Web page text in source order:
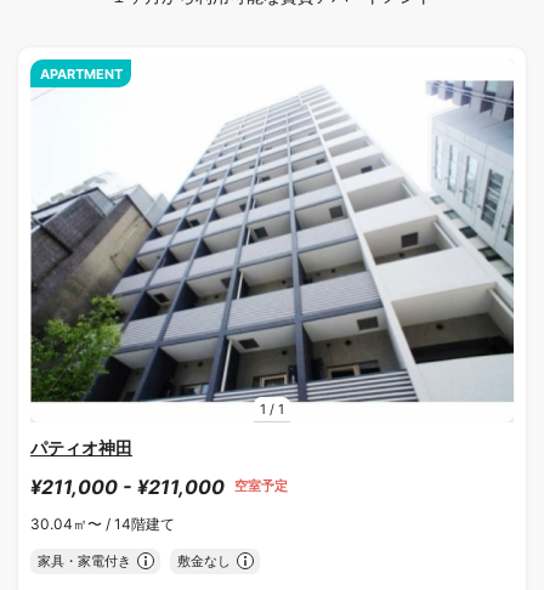
1 / 1
APARTMENT
パティオ神田
¥211,000 - ¥211,000 空室予定
30.04㎡〜 / 14階建て
家具・家電付き 敷金なし